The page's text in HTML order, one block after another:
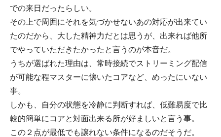
での来日だったらしい。
その上で周囲にそれを気づかせないあの対応が出来てい
たのだから、大した精神力だとは思うが、出来れば他所
でやっていただきたかったと言うのが本音だ。
うちが選ばれた理由は、常時接続でストリーミング配信
が可能な程マスターに懐いたコアなど、めったにいない
事。
しかも、自分の状態を冷静に判断すれば、低難易度で比
較的簡単にコアと対面出来る所が好ましいと言う事。
この２点が最低でも譲れない条件になるのだそうだ。